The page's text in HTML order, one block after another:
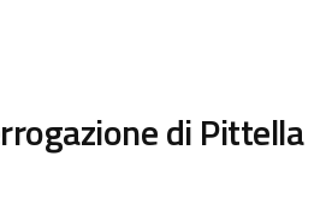
di Pittella